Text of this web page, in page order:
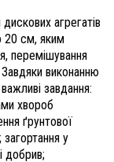
агрегатів
20 см, яким
перемішування
Завдяки виконанню
завдання:
хвороб
ґрунтової
загортання у
добрив;